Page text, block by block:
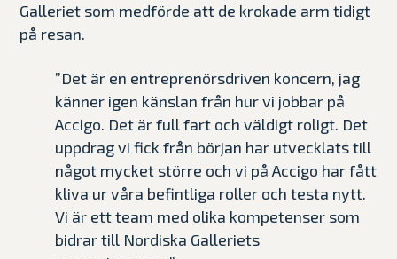
Galleriet som medförde att de krokade arm tidigt
på resan.
”Det är en entreprenörsdriven koncern, jag
känner igen känslan från hur vi jobbar på
Accigo. Det är full fart och väldigt roligt. Det
uppdrag vi fick från början har utvecklats till
något mycket större och vi på Accigo har fått
kliva ur våra befintliga roller och testa nytt.
Vi är ett team med olika kompetenser som
bidrar till Nordiska Galleriets